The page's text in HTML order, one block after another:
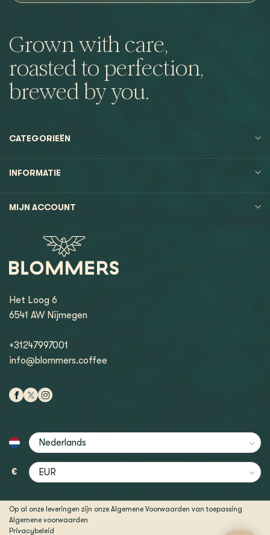
Grown with care,
roasted to perfection,
brewed by you.
CATEGORIEËN
INFORMATIE
MIJN ACCOUNT
Het Loog 6
6541 AW Nijmegen
+31247997001
info@blommers.coffee
€
Op al onze leveringen zijn onze Algemene Voorwaarden van toepassing
Algemene voorwaarden
Privacybeleid